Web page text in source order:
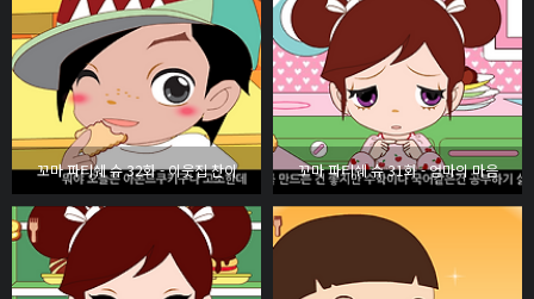
꼬마 파티쉐 슈 32화 - 이웃집 찬이 꼬마 파티쉐 슈 31화 - 엄마의 마음